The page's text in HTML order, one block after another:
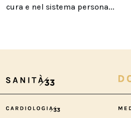
cura e nel sistema persona...